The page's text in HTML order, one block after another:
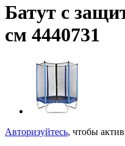
Батут с
см 4440731
Авторизуйтесь, чтобы